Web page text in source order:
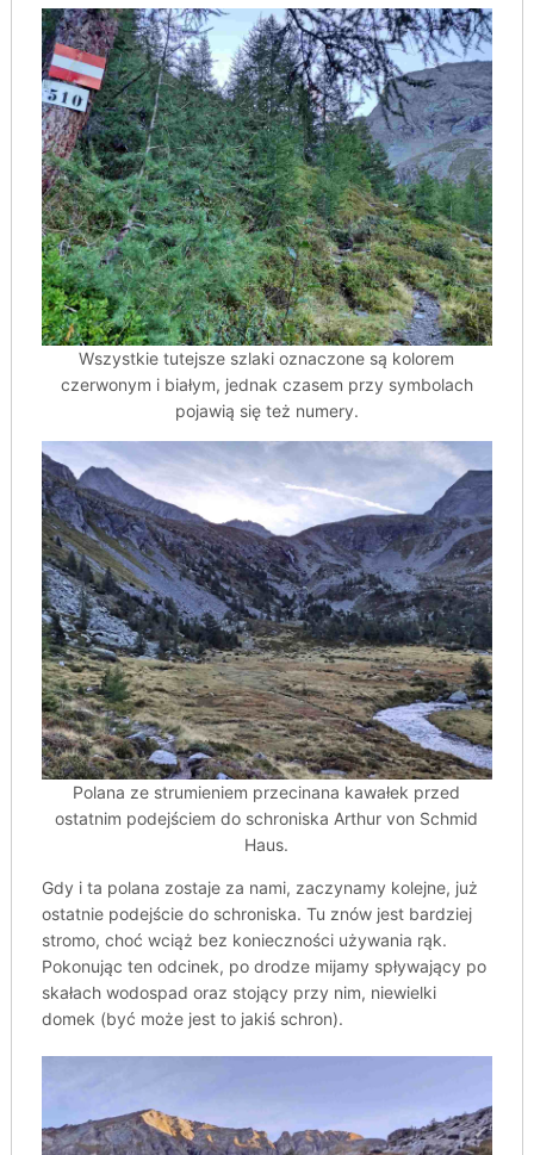
Wszystkie tutejsze szlaki oznaczone są kolorem
czerwonym i białym, jednak czasem przy symbolach
pojawią się też numery.
Polana ze strumieniem przecinana kawałek przed
ostatnim podejściem do schroniska Arthur von Schmid
Haus.
Gdy i ta polana zostaje za nami, zaczynamy kolejne, już
ostatnie podejście do schroniska. Tu znów jest bardziej
stromo, choć wciąż bez konieczności używania rąk.
Pokonując ten odcinek, po drodze mijamy spływający po
skałach wodospad oraz stojący przy nim, niewielki
domek (być może jest to jakiś schron).